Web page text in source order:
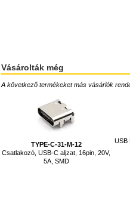
Vásárolták még
A következő termékeket más vásárlók
TYPE-C-31-M-12
Csatlakozó, USB-C aljzat, 16pin, 20V,
5A, SMD
USB